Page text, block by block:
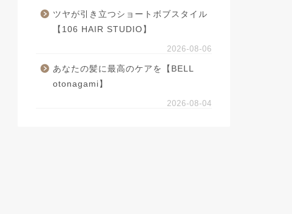
ツヤが引き立つショートボブスタイル
【106 HAIR STUDIO】
2026-08-06
あなたの髪に最高のケアを【BELL
otonagami】
2026-08-04